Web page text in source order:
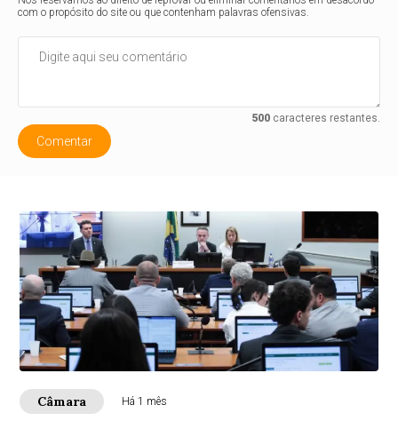
com o propósito do site ou que contenham palavras ofensivas.
500caracteres restantes.
Comentar
Câmara Há 1 mês